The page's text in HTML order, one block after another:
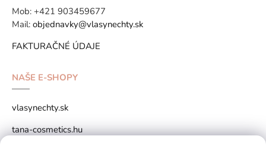
Mob: +421 903459677
Mail: objednavky@vlasynechty.sk
FAKTURAČNÉ ÚDAJE
NAŠE E-SHOPY
vlasynechty.sk
tana-cosmetics.hu